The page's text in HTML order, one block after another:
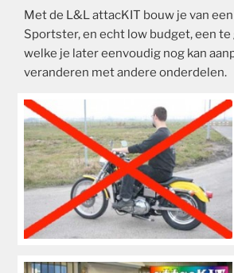
Met de L&L attacKIT bouw je van
Sportster, en echt low budget, een te
welke je later eenvoudig nog kan
veranderen met andere onderdelen.